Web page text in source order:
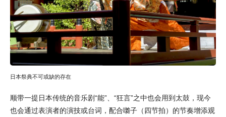
日本祭典不可或缺的存在
顺带一提日本传统的音乐剧“能”、“狂言”之中也会用到太鼓，现今
也会通过表演者的演技或台词，配合囃子（四节拍）的节奏增添观